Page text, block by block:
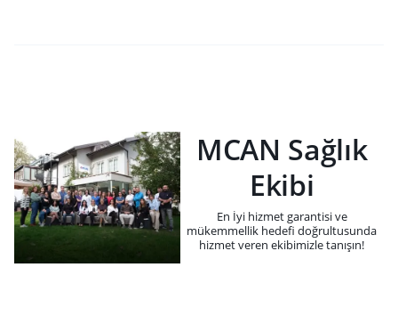
MCAN Sağlık
Ekibi
En İyi hizmet garantisi ve
mükemmellik hedefi doğrultusunda
hizmet veren ekibimizle tanışın!